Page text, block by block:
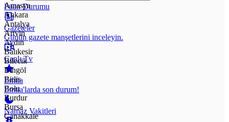
Puan Durumu
Gazeteler
Günün gazete manşetlerini inceleyin.
Canlı Tv
Emtia
Emtia'larda son durum!
Namaz Vakitleri
Amasya
Ankara
Antalya
Artvin
Aydın
Balıkesir
Bilecik
Bingöl
Bitlis
Bolu
Burdur
Bursa
Çanakkale